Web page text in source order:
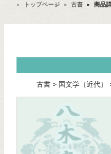
トップページ ＞ 古書 ＞ 商品
古書 > 国文学（近代）